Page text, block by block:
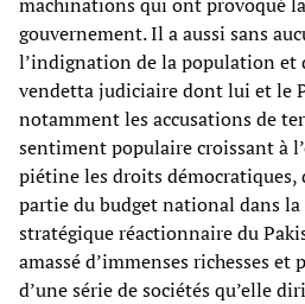
gouvernement. Il a aussi sans
l’indignation de la population et
vendetta judiciaire dont lui et le
notamment les accusations de
sentiment populaire croissant à
piétine les droits démocratiques,
partie du budget national dans
stratégique réactionnaire du
amassé d’immenses richesses
d’une série de sociétés qu’elle